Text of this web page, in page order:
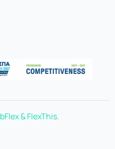
bFlex & FlexThis.